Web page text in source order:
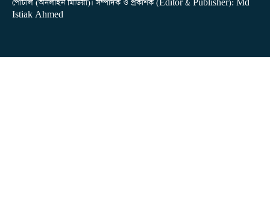
পোর্টাল (অনলাইন মিডিয়া)। সম্পাদক ও প্রকাশক (Editor & Publisher): Md
Istiak Ahmed